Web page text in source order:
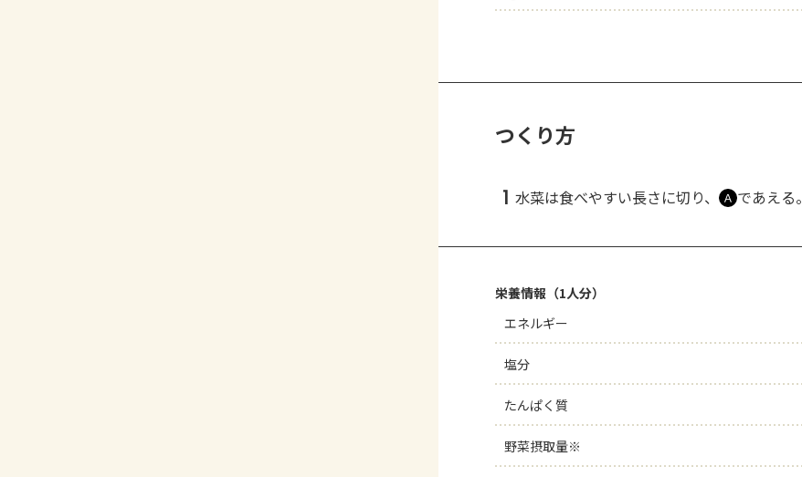
つくり方
1 水菜は食べやすい長さに切り、 Ａ であえる。
栄養情報（1人分）
エネルギー
塩分
たんぱく質
野菜摂取量※